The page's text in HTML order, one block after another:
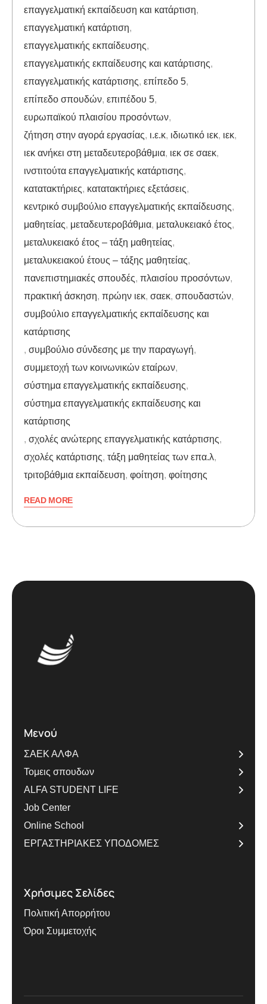
επαγγελματική εκπαίδευση και κατάρτιση,
επαγγελματική κατάρτιση,
επαγγελματικής εκπαίδευσης,
επαγγελματικής εκπαίδευσης και κατάρτισης,
επαγγελματικής κατάρτισης, επίπεδο 5,
επίπεδο σπουδών, επιπέδου 5,
ευρωπαϊκού πλαισίου προσόντων,
ζήτηση στην αγορά εργασίας, ι.ε.κ, ιδιωτικό ιεκ, ιεκ,
ιεκ ανήκει στη μεταδευτεροβάθμια, ιεκ σε σαεκ,
ινστιτούτα επαγγελματικής κατάρτισης,
κατατακτήριες, κατατακτήριες εξετάσεις,
κεντρικό συμβούλιο επαγγελματικής εκπαίδευσης,
μαθητείας, μεταδευτεροβάθμια, μεταλυκειακό έτος,
μεταλυκειακό έτος – τάξη μαθητείας,
μεταλυκειακού έτους – τάξης μαθητείας,
πανεπιστημιακές σπουδές, πλαισίου προσόντων,
πρακτική άσκηση, πρώην ιεκ, σαεκ, σπουδαστών,
συμβούλιο επαγγελματικής εκπαίδευσης και
κατάρτισης
, συμβούλιο σύνδεσης με την παραγωγή,
συμμετοχή των κοινωνικών εταίρων,
σύστημα επαγγελματικής εκπαίδευσης,
σύστημα επαγγελματικής εκπαίδευσης και
κατάρτισης
, σχολές ανώτερης επαγγελματικής κατάρτισης,
σχολές κατάρτισης, τάξη μαθητείας των επα.λ,
τριτοβάθμια εκπαίδευση, φοίτηση, φοίτησης
READ MORE
Μενού
ΣΑΕΚ ΑΛΦΑ
Τομεις σπουδων
ALFA STUDENT LIFE
Job Center
Online School
ΕΡΓΑΣΤΗΡΙΑΚΕΣ ΥΠΟΔΟΜΕΣ
Χρήσιμες Σελίδες
Πολιτική Απορρήτου
Όροι Συμμετοχής